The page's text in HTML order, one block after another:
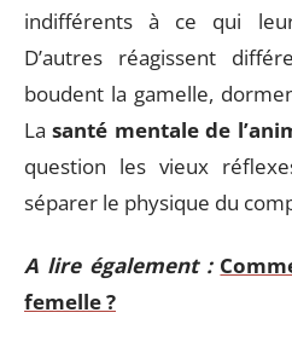
indifférents à ce qui
D’autres réagissent
boudent la gamelle,
Lasanté mentale de
question les vieux
séparer le physique du
A lire également :
femelle ?